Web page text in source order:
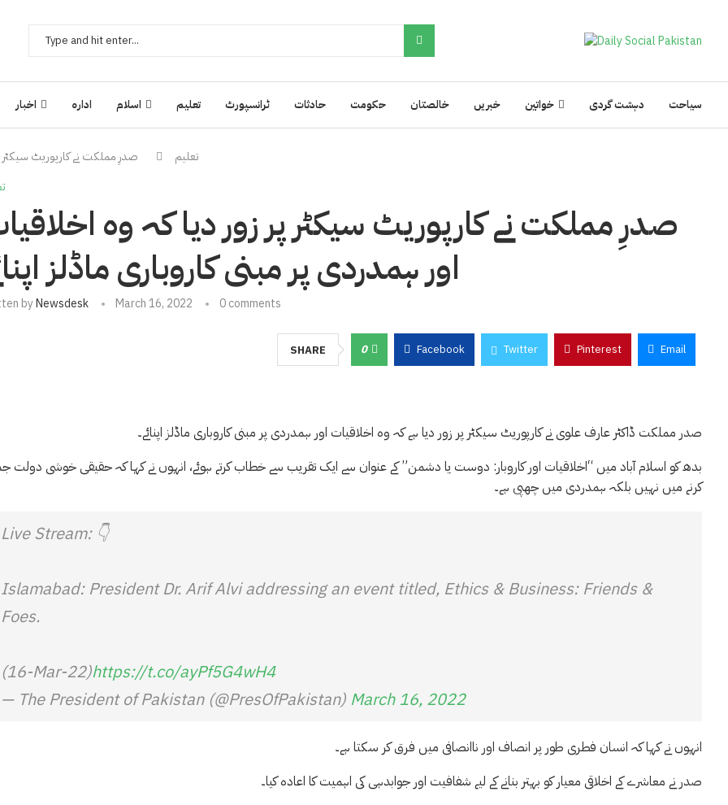
اخبار ادارہ اسلام تعلیم ٹرانسپورٹ حادثات حکومت خالصتان خبریں خواتین دہشت گردی سیاحت
تعلیم صدرِ مملکت نے کارپوریٹ سیکٹر
صدرِ مملکت نے کارپوریٹ سیکٹر پر زور دیا کہ وہ
اور ہمدردی پر مبنی کاروباری ماڈلز
byNewsdesk March 16, 2022 0 comments
SHARE 0 Facebook Twitter Pinterest Email
صدر مملکت ڈاکٹر عارف علوی نے کارپوریٹ سیکٹر پر زور دیا ہے کہ وہ اخلاقیات اور ہمدردی پر مبنی کاروباری ماڈلز اپنائے۔
بدھ کو اسلام آباد میں “اخلاقیات اور کاروبار: دوست یا دشمن” کے عنوان سے ایک تقریب سے خطاب کرتے ہوئے، انہوں نے کہا کہ حقیقی خوشی دولت
کرنے میں نہیں بلکہ ہمدردی میں چھپی ہے۔
Live Stream: 👇
Islamabad: President Dr. Arif Alvi addressing an event titled, Ethics & Business: Friends &
Foes.
(16-Mar-22)https://t.co/ayPf5G4wH4
— The President of Pakistan (@PresOfPakistan) March 16, 2022
انہوں نے کہا کہ انسان فطری طور پر انصاف اور ناانصافی میں فرق کر سکتا ہے۔
صدر نے معاشرے کے اخلاقی معیار کو بہتر بنانے کے لیے شفافیت اور جوابدہی کی اہمیت کا اعادہ کیا۔